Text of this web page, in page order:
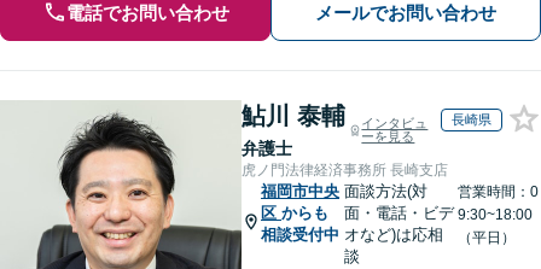
電話でお問い合わせ メールでお問い合わせ
鮎川 泰輔
弁護士
インタビュ
ーを見る
長崎県
虎ノ門法律経済事務所 長崎支店
福岡市中央
区 からも
相談受付中
面談方法(対
面・電話・ビデ
オなど)は応相
談
営業時間：0
9:30~18:00
（平日）